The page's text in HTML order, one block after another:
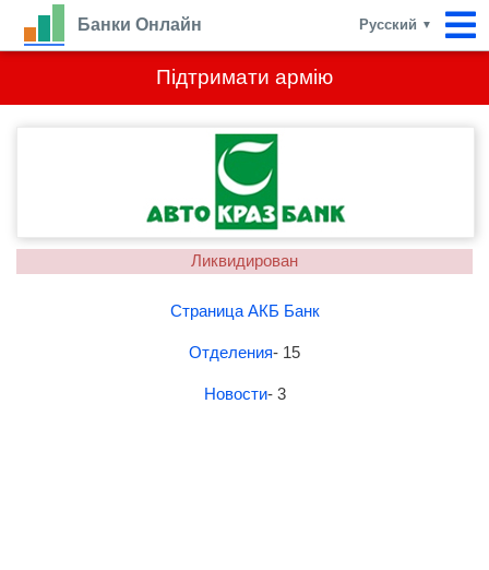
Підтримати армію
Банки Онлайн Русский ▼
Ликвидирован
Страница АКБ Банк
Отделения- 15
Новости- 3